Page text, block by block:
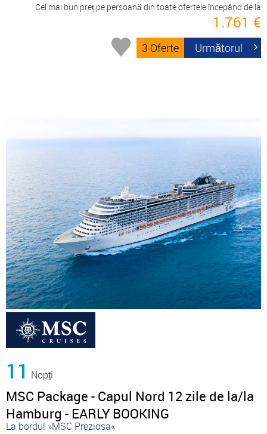
Cel mai bun preț pe persoană din toate ofertele începând de la
1.761 €
3 Oferte Următorul
11 Nopți
MSC Package - Capul Nord 12 zile de la/la
Hamburg - EARLY BOOKING
La bordul »MSC Preziosa«